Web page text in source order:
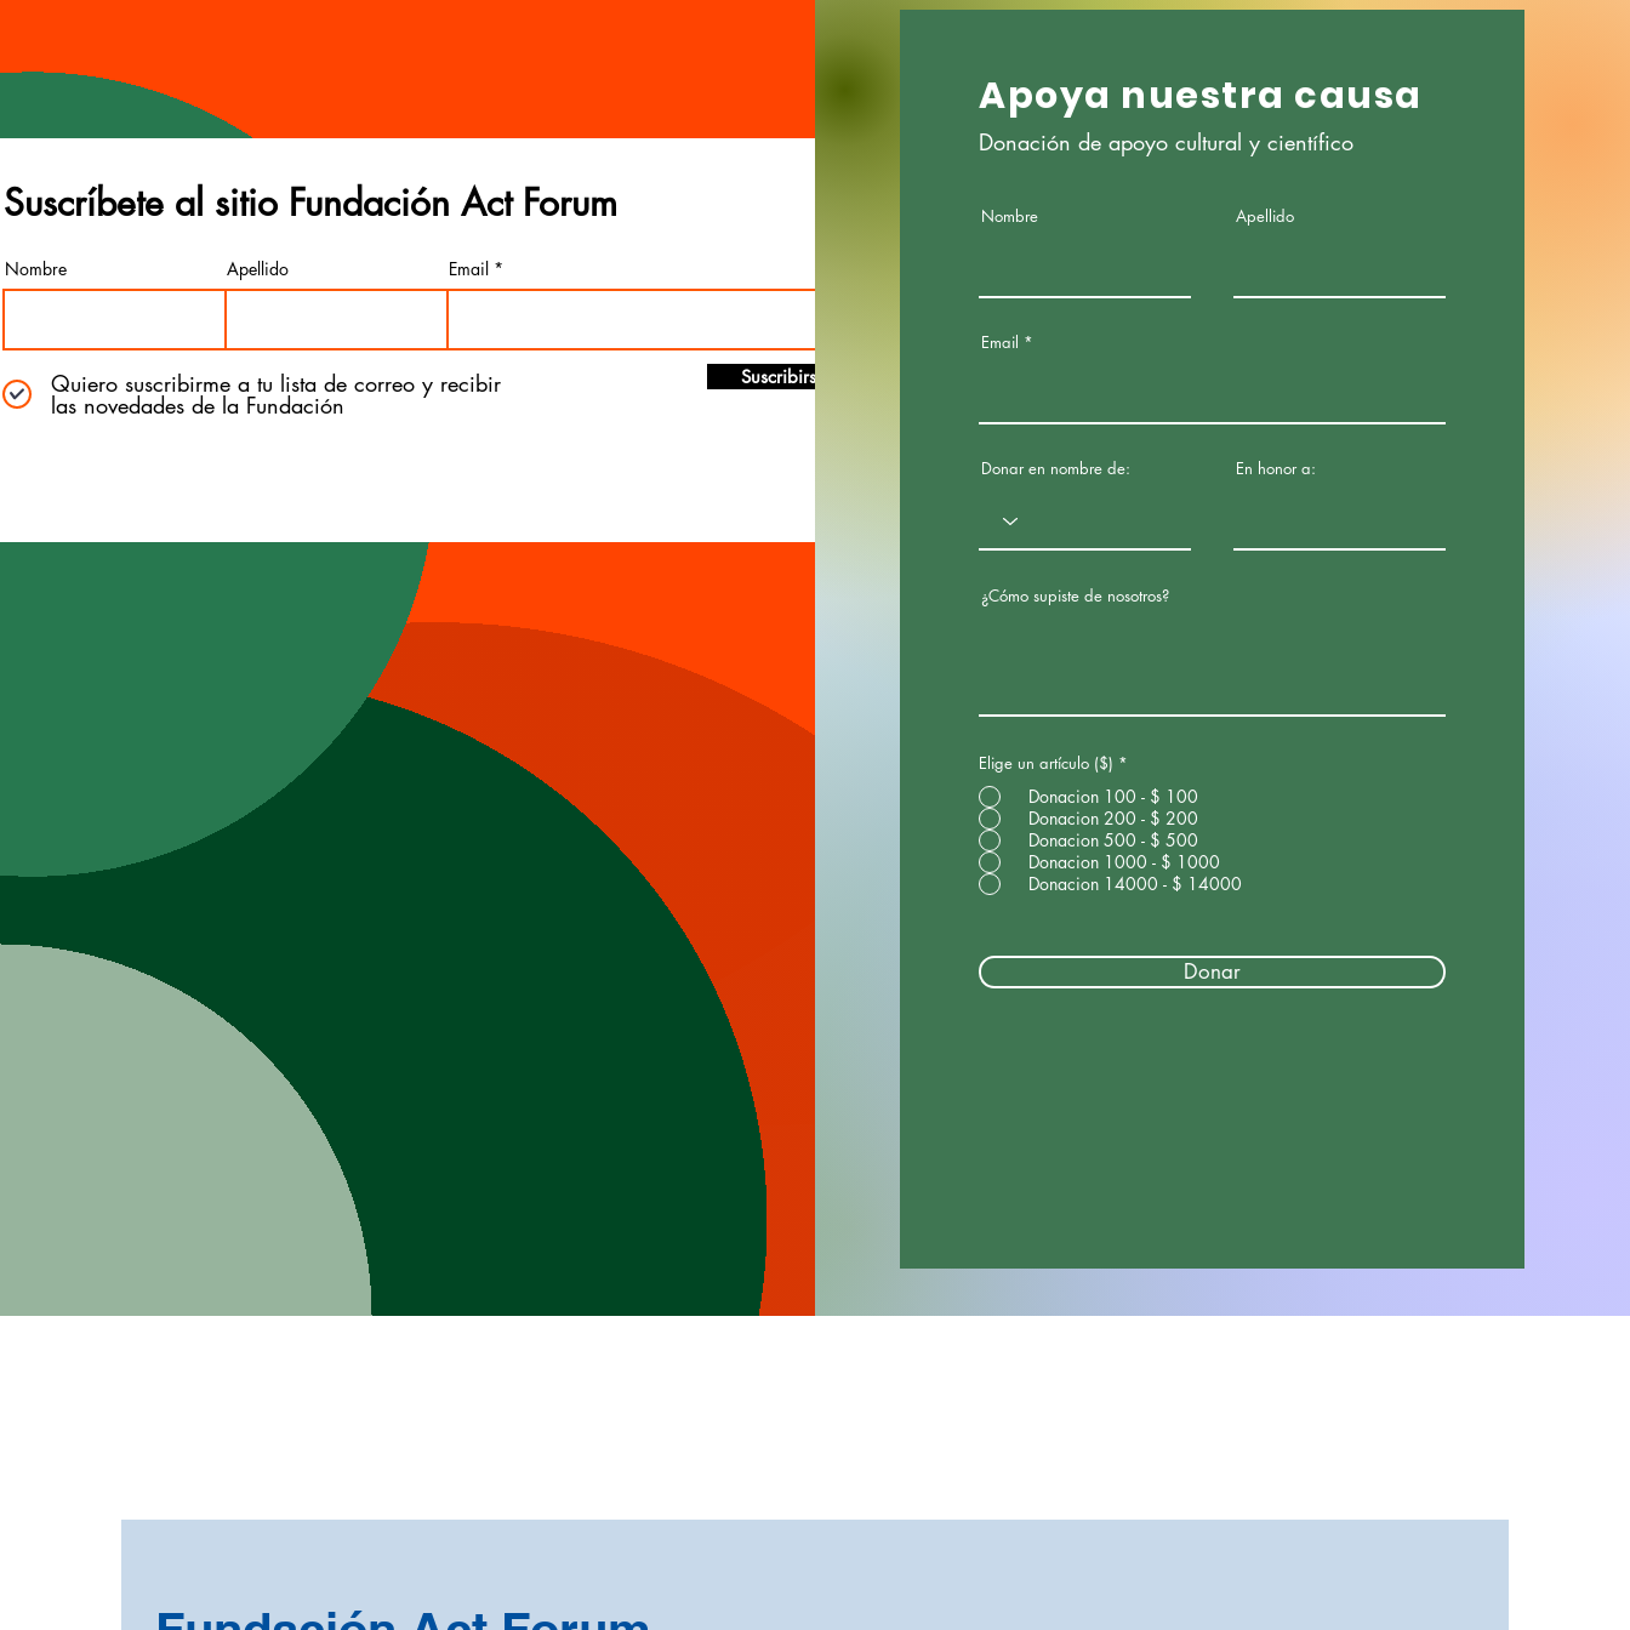
Suscríbete al sitio Fundación Act Forum
Nombre Apellido Email
Quiero suscribirme a tu lista de correo y recibir
las novedades de la Fundación
Suscribirse
Apoya nuestra causa
Donación de apoyo cultural y científico
Nombre Apellido
Email
Donar en nombre de: En honor a:
¿Cómo supiste de nosotros?
Elige un artículo ($) *
Donacion 100 - $ 100
Donacion 200 - $ 200
Donacion 500 - $ 500
Donacion 1000 - $ 1000
Donacion 14000 - $ 14000
Donar